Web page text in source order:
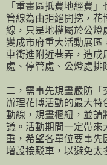
「重畫區抵費地經費
管線為由拒絕開挖，花
線，只是地權屬於公燈
變成市府重大活動展
車衝進附近巷弄，造成
處、停管處、公燈處排
二，需事先規畫嚴防「
辦理花博活動的最大特
動線，規畫樞紐，並請
議。活動期間一定帶來
重，希望各單位要事先
增設接駁車，以避免太